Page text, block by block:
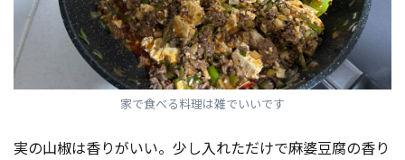
家で食べる料理は雑でいいです
実の山椒は香りがいい。少し入れただけで麻婆豆腐の香り